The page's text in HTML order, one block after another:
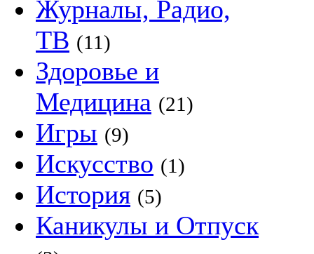
Журналы, Радио,
ТВ (11)
Здоровье и
Медицина (21)
Игры (9)
Искусство (1)
История (5)
Каникулы и Отпуск